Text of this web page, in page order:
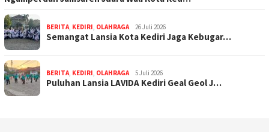
BERITA, KEDIRI, OLAHRAGA 26 Juli 2026
Semangat Lansia Kota Kediri Jaga Kebugar…
BERITA, KEDIRI, OLAHRAGA 5 Juli 2026
Puluhan Lansia LAVIDA Kediri Geal Geol J…